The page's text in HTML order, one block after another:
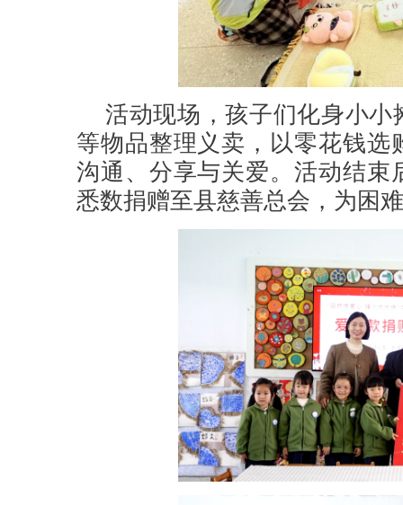
活动现场，孩子们化身小
等物品整理义卖，以零花钱
沟通、分享与关爱。活动结束
悉数捐赠至县慈善总会，为困